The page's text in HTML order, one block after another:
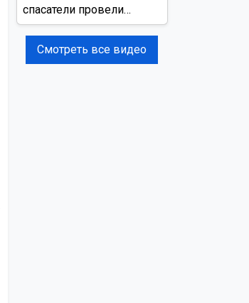
спасатели провели
учения на реке Обь
Смотреть все видео